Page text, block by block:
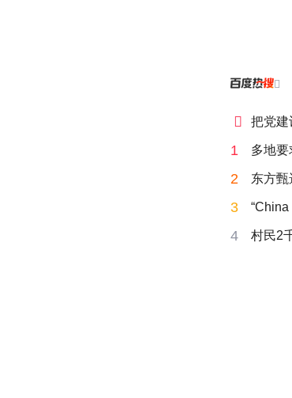

 把党建
1 多地
2 东方
3
4 村民2